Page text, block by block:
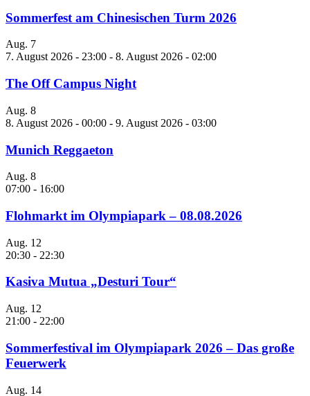
Sommerfest am Chinesischen Turm 2026
Aug. 7
7. August 2026 - 23:00 - 8. August 2026 - 02:00
The Off Campus Night
Aug. 8
8. August 2026 - 00:00 - 9. August 2026 - 03:00
Munich Reggaeton
Aug. 8
07:00 - 16:00
Flohmarkt im Olympiapark – 08.08.2026
Aug. 12
20:30 - 22:30
Kasiva Mutua „Desturi Tour“
Aug. 12
21:00 - 22:00
Sommerfestival im Olympiapark 2026 – Das große
Feuerwerk
Aug. 14